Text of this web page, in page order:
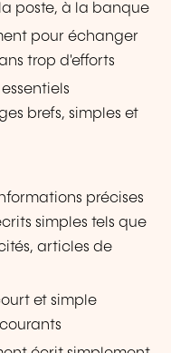
poste, à la banque
pour échanger
trop d'efforts
brefs, simples et
précises
simples tels que
articles de
et simple